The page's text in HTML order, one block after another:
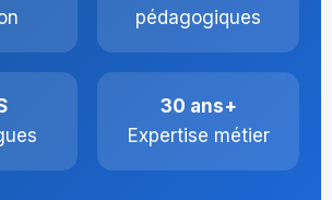
pédagogiques
30 ans+
Expertise métier